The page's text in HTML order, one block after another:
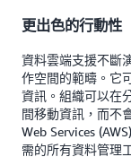
更出色的行動性
資料雲端支援不斷
作空間的範疇。它
資訊。組織可以在
間移動資訊，而不
Web Services
需的所有資料管理